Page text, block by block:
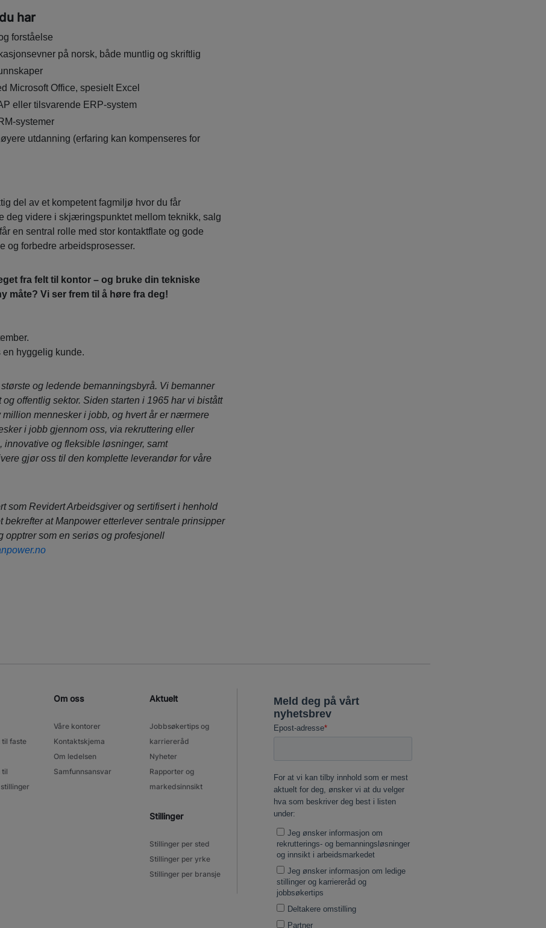
har
forståelse
på norsk, både muntlig og skriftlig
Microsoft Office, spesielt Excel
eller tilsvarende ERP-system
systemer
utdanning (erfaring kan kompenseres for
del av et kompetent fagmiljø hvor du får
deg videre i skjæringspunktet mellom teknikk, salg
en sentral rolle med stor kontaktflate og gode
og forbedre arbeidsprosesser.
fra felt til kontor – og bruke din tekniske
måte? Vi ser frem til å høre fra deg!
hyggelig kunde.
og ledende bemanningsbyrå. Vi bemanner
og offentlig sektor. Siden starten i 1965 har vi bistått
million mennesker i jobb, og hvert år er nærmere
i jobb gjennom oss, via rekruttering eller
innovative og fleksible løsninger, samt
gjør oss til den komplette leverandør for våre
som Revidert Arbeidsgiver og sertifisert i henhold
bekrefter at Manpower etterlever sentrale prinsipper
opptrer som en seriøs og profesjonell
til faste
til
Om oss
Våre kontorer
Kontaktskjema
Om ledelsen
Samfunnsansvar
Aktuelt
Jobbsøkertips og
karriereråd
Nyheter
Rapporter og
markedsinnsikt
Stillinger
Stillinger per sted
Stillinger per yrke
Stillinger per bransje